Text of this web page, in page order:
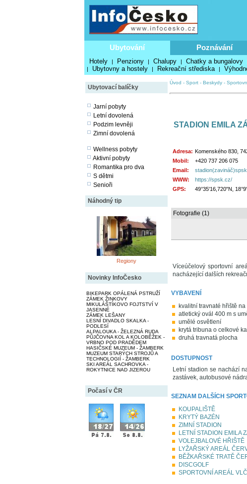
Ubytování Poznávání
Hotely | Penziony | Chalupy | Chatky a bungalovy
| Ubytovny a hostely | Rekreační střediska |
Ubytovací balíčky
Jarní pobyty
Letní dovolená
Podzim levněji
Zimní dovolená
Wellness pobyty
Aktivní pobyty
Romantika pro dva
S dětmi
Senioři
Náhodný tip
Regiony
Novinky InfoČesko
BIKEPARK OPÁLENÁ PSTRUŽÍ
ZÁMEK ŽINKOVY
MIKULÁŠTÍKOVO FOJTSTVÍ V
JASENNÉ
ZÁMEK LEŠANY
LESNÍ DIVADLO SKALKA -
PODLESÍ
ALPALOUKA - ŽELEZNÁ RUDA
PŮJČOVNA KOL A KOLOBĚŽEK -
VRBNO POD PRADĚDEM
HASIČSKÉ MUZEUM - ŽAMBERK
MUZEUM STARÝCH STROJŮ A
TECHNOLOGIÍ - ŽAMBERK
SKI AREÁL SACHROVKA -
ROKYTNICE NAD JIZEROU
Počasí v ČR
Úvod - Sport- Beskydy-
STADION EMILA
Adresa: Komenského 830,
Mobil:
+420 737 206 075
Email:
WWW:
https://spsk.cz/
GPS:
49°35'16,720"N,
Fotografie (1)
Víceúčelový sportovní
nacházející dalších
VYBAVENÍ
kvalitní travnaté hřiště
atletický ovál 400 m s
umělé osvětlení
krytá tribuna o celkové
druhá travnatá plocha
DOSTUPNOST
Letní stadion se nachází
zastávek, autobusové
SEZNAM DALŠÍCH
KOUPALIŠTĚ
KRYTÝ BAZÉN
ZIMNÍ STADION
LETNÍ STADION EMILA
VOLEJBALOVÉ HŘIŠTĚ
LYŽAŘSKÝ AREÁL
BĚŽKAŘSKÉ TRATĚ
DISCGOLF
SPORTOVNÍ AREÁL